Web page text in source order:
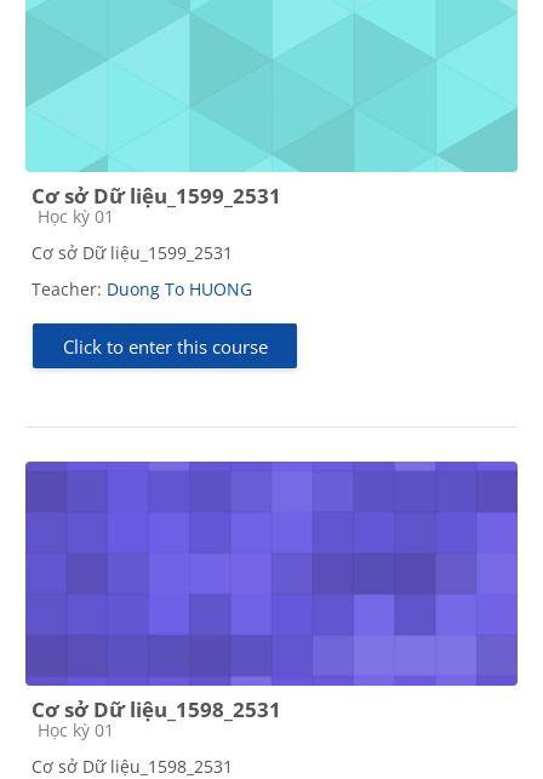
Cơ sở Dữ liệu_1599_2531
Course category
Học kỳ 01
Cơ sở Dữ liệu_1599_2531
Teacher: Duong To HUONG
Click to enter this course
Cơ sở Dữ liệu_1598_2531
Course category
Học kỳ 01
Cơ sở Dữ liệu_1598_2531